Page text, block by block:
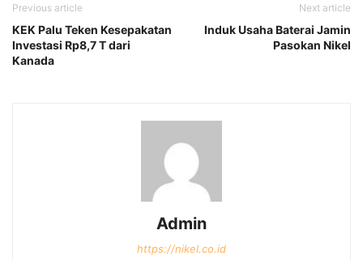
Previous article
KEK Palu Teken Kesepakatan
Investasi Rp8,7 T dari
Kanada
Next article
Induk Usaha Baterai Jamin
Pasokan Nikel
Admin
https://nikel.co.id